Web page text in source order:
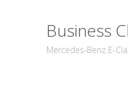
Business
Mercedes-Benz E-